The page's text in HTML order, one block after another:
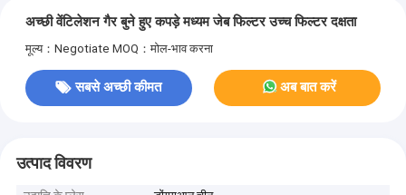
अच्छी वेंटिलेशन गैर बुने हुए कपड़े मध्यम जेब फिल्टर उच्च फिल्टर दक्षता
मूल्य：Negotiate MOQ：मोल-भाव करना
सबसे अच्छी कीमत अब बात करें
उत्पाद विवरण